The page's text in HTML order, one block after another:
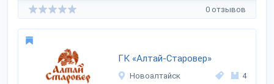
0 отзывов
ГК «Алтай-Старовер»
Новоалтайск 4